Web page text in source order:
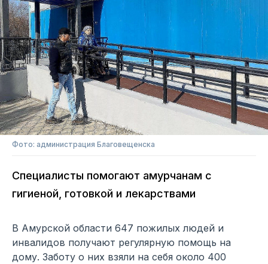
Фото: администрация Благовещенска
Специалисты помогают амурчанам с
гигиеной, готовкой и лекарствами
В Амурской области 647 пожилых людей и
инвалидов получают регулярную помощь на
дому. Заботу о них взяли на себя около 400